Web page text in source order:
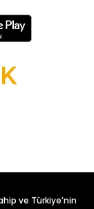
ve Türkiye’nin